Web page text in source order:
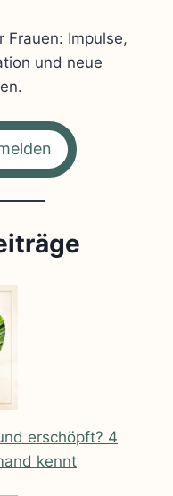
Frauen: Impulse,
und neue
erschöpft? 4
kennt